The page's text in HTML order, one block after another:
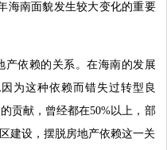
海南面貌发生较大变化的重要
产依赖的关系。在海南的发展
为这种依赖而错失过转型良
贡献，曾经都在50%以上，部
建设，摆脱房地产依赖这一关